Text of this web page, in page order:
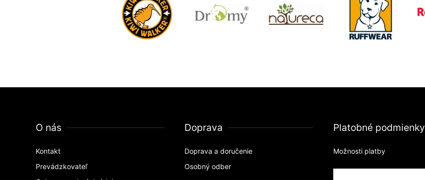
O nás
Kontakt
Prevádzkovateľ
Doprava
Doprava a doručenie
Osobný odber
Platobné podmienky
Možnosti platby